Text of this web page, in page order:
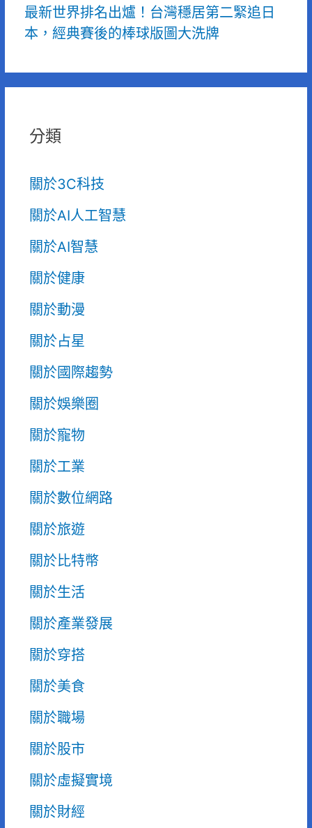
最新世界排名出爐！台灣穩居第二緊追日
本，經典賽後的棒球版圖大洗牌
分類
關於3C科技
關於AI人工智慧
關於AI智慧
關於健康
關於動漫
關於占星
關於國際趨勢
關於娛樂圈
關於寵物
關於工業
關於數位網路
關於旅遊
關於比特幣
關於生活
關於產業發展
關於穿搭
關於美食
關於職場
關於股市
關於虛擬實境
關於財經